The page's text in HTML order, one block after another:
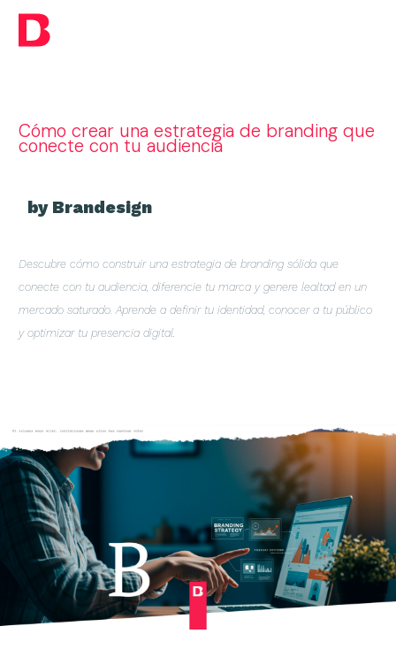
Cómo crear una estrategia de branding que
conecte con tu audiencia
by Brandesign
Descubre cómo construir una estrategia de branding sólida que
conecte con tu audiencia, diferencie tu marca y genere lealtad en un
mercado saturado. Aprende a definir tu identidad, conocer a tu público
y optimizar tu presencia digital.